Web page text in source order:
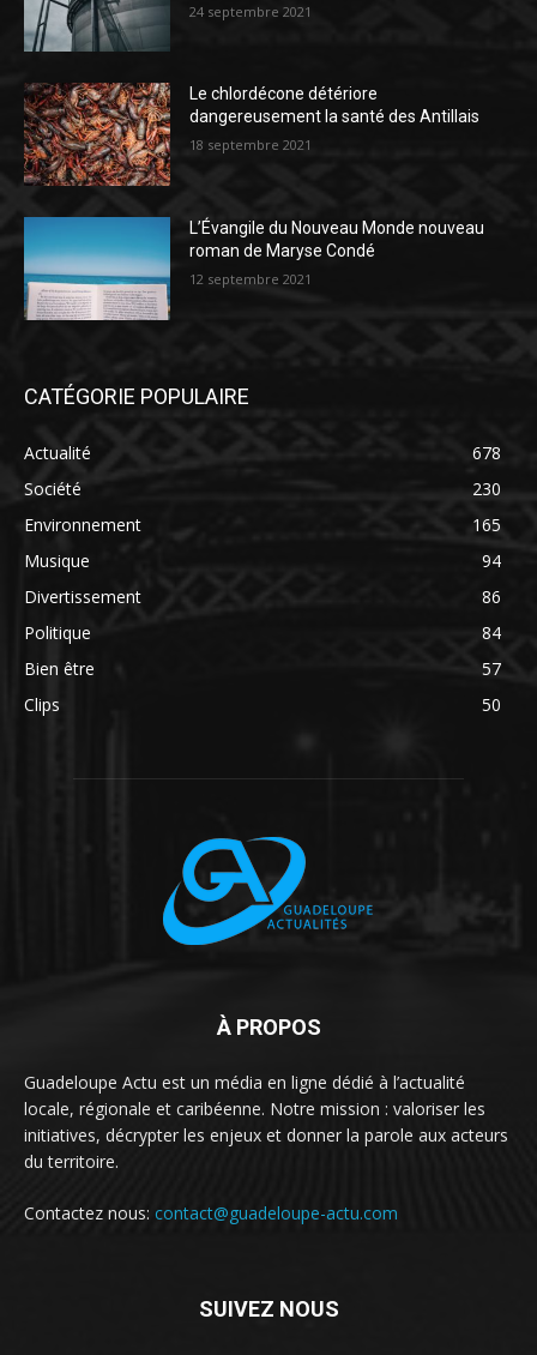
24 septembre 2021
Le chlordécone détériore
dangereusement la santé des Antillais
18 septembre 2021
L’Évangile du Nouveau Monde nouveau
roman de Maryse Condé
12 septembre 2021
CATÉGORIE POPULAIRE
Actualité
678
Société
230
Environnement
165
Musique
94
Divertissement
86
Politique
84
Bien être
57
Clips
50
À PROPOS
Guadeloupe Actu est un média en ligne dédié à l’actualité
locale, régionale et caribéenne. Notre mission : valoriser les
initiatives, décrypter les enjeux et donner la parole aux acteurs
du territoire.
Contactez nous: contact@guadeloupe-actu.com
SUIVEZ NOUS